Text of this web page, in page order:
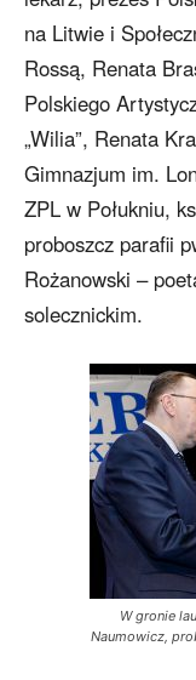
na Litwie i
Rossą, Renata
Polskiego
„Wilia”, Renata
Gimnazjum im.
ZPL w Połukniu,
proboszcz parafii
Rożanowski –
solecznickim.
W gronie
Naumowicz,